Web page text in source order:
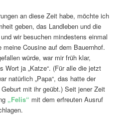
an diese Zeit habe, möchte ich
geben, das Landleben und die
wir besuchen mindestens einmal
meine Cousine auf dem Bauernhof.
würde, war mir früh klar,
Wort ja „Katze“. (Für alle die jetzt
natürlich „Papa“, das hatte der
mit ihr geübt.) Seit jener Zeit
„Felis“ mit dem erfreuten Ausruf